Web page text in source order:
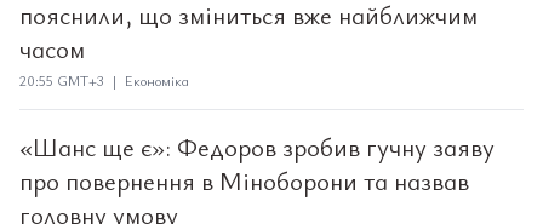
пояснили, що зміниться вже найближчим
часом
20:55 GMT+3 | Економіка
«Шанс ще є»: Федоров зробив гучну заяву
про повернення в Міноборони та назвав
головну умову